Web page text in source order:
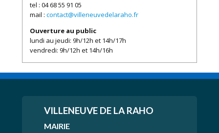
tel : 04 68 55 91 05
mail : contact@villeneuvedelaraho.fr
Ouverture au public
lundi au jeudi: 9h/12h et 14h/17h
vendredi: 9h/12h et 14h/16h
VILLENEUVE DE LA RAHO
MAIRIE